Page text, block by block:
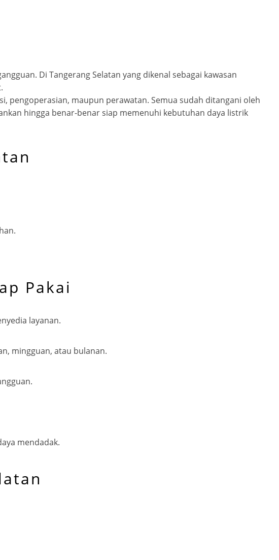
Di Tangerang Selatan yang dikenal sebagai kawasan
pengoperasian, maupun perawatan. Semua sudah ditangani oleh
hingga benar-benar siap memenuhi kebutuhan daya listrik
Pakai
layanan.
mingguan, atau bulanan.
mendadak.